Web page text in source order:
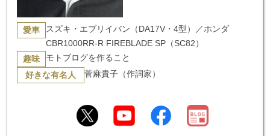
愛車
スズキ・エブリイバン（DA17V・4型）／ホンダ
CBR1000RR-R FIREBLADE SP（SC82）
趣味 モトブログを作ること
好きな有名人 菅麻貴子（作詞家）